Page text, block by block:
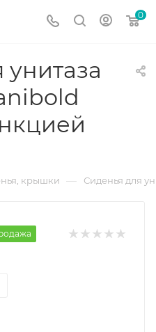
0
крышки — Сиденья для